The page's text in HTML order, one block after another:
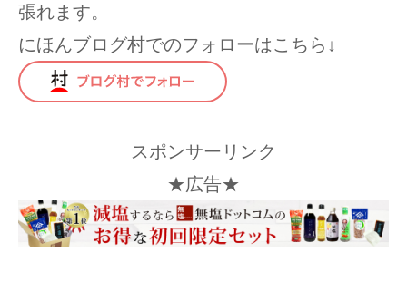
張れます。
にほんブログ村でのフォローはこちら↓
スポンサーリンク
★広告★